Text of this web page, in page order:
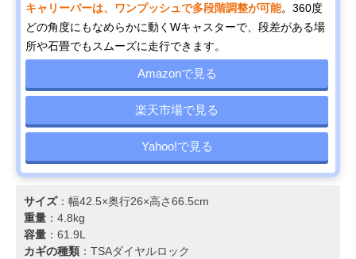
キャリーバーは、ワンプッシュで多段階調整が可能。360度
どの角度にもなめらかに動くWキャスターで、段差がある場
所や石畳でもスムーズに走行できます。
Amazonで見る
楽天市場で見る
Yahoo!で見る
サイズ：幅42.5×奥行26×高さ66.5cm
重量 ：4.8kg
容量 ：61.9L
カギの種類 ：TSAダイヤルロック